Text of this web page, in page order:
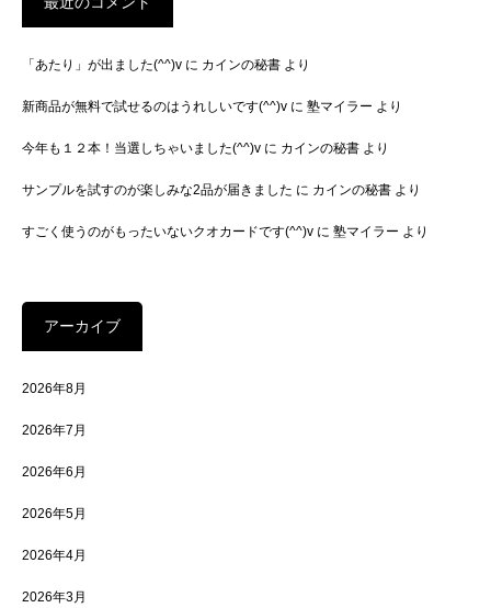
「あたり」が出ました(^^)v に カインの秘書 より
新商品が無料で試せるのはうれしいです(^^)v に 塾マイラー より
今年も１２本！当選しちゃいました(^^)v に カインの秘書 より
サンプルを試すのが楽しみな2品が届きました に カインの秘書 より
すごく使うのがもったいないクオカードです(^^)v に 塾マイラー より
アーカイブ
2026年8月
2026年7月
2026年6月
2026年5月
2026年4月
2026年3月